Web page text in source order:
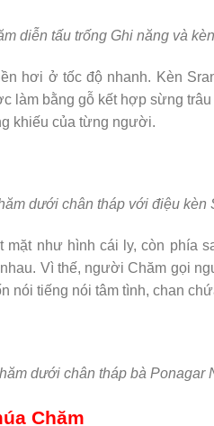
diễn tấu trống Ghi năng và
hơi ở tốc độ nhanh. Kèn
làm bằng gỗ kết hợp sừng
khiếu của từng người.
dưới chân tháp với điệu kèn
mặt như hình cái ly, còn phía
Vì thế, người Chăm gọi
nói tiếng nói tâm tình, chan
dưới chân tháp bà Ponagar
Chăm